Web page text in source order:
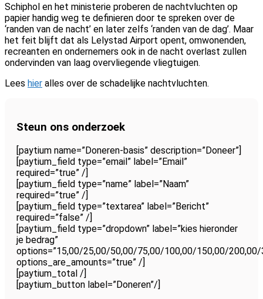
Schiphol en het ministerie proberen de nachtvluchten op
papier handig weg te definieren door te spreken over de
‘randen van de nacht’ en later zelfs ‘randen van de dag’. Maar
het feit blijft dat als Lelystad Airport opent, omwonenden,
recreanten en ondernemers ook in de nacht overlast zullen
ondervinden van laag overvliegende vliegtuigen.
Lees hier alles over de schadelijke nachtvluchten.
Steun ons onderzoek
[paytium name=”Doneren-basis” description=”Doneer”]
[paytium_field type=”email” label=”Email”
required=”true” /]
[paytium_field type=”name” label=”Naam”
required=”true” /]
[paytium_field type=”textarea” label=”Bericht”
required=”false” /]
[paytium_field type=”dropdown” label=”kies hieronder
je bedrag”
options=”15,00/25,00/50,00/75,00/100,00/150,00/
options_are_amounts=”true” /]
[paytium_total /]
[paytium_button label=”Doneren”/]